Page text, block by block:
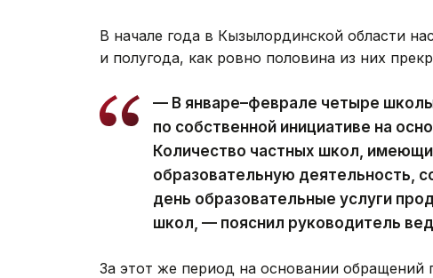
В начале года в Кызылординской области
и полугода, как ровно половина из них
— В январе–феврале четыре
по собственной инициативе на
Количество частных школ,
образовательную деятельность,
день образовательные услуги
школ, — пояснил руководитель
За этот же период на основании обращений